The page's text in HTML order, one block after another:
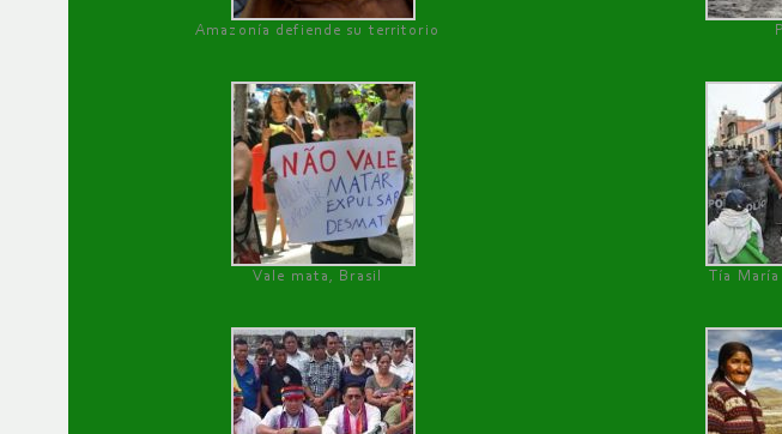
Amazonía defiende su territorio
Vale mata, Brasil Tía